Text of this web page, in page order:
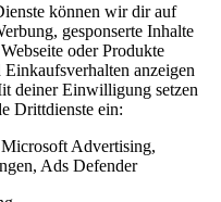
können wir dir auf
gesponserte Inhalte
oder Produkte
anzeigen
deiner Einwilligung setzen
Drittdienste ein:
Advertising,
Ads Defender